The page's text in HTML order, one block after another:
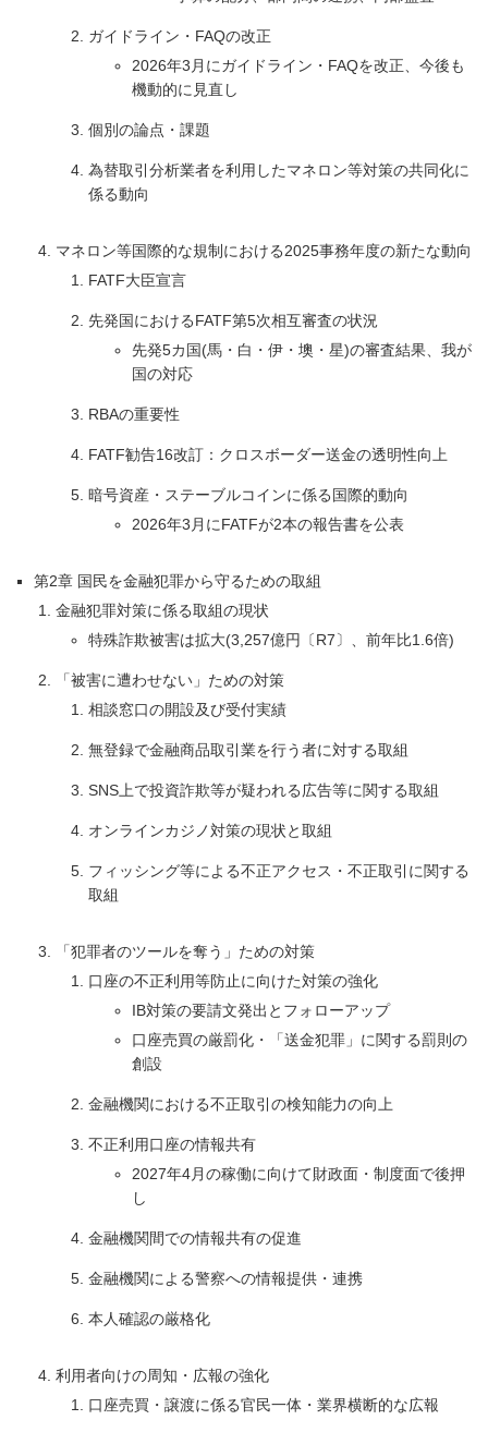
ガイドライン・FAQの改正
2026年3月にガイドライン・FAQを改正、今後も
機動的に見直し
個別の論点・課題
為替取引分析業者を利用したマネロン等対策の共同化に
係る動向
マネロン等国際的な規制における2025事務年度の新たな動向
FATF大臣宣言
先発国におけるFATF第5次相互審査の状況
先発5カ国(馬・白・伊・墺・星)の審査結果、我が
国の対応
RBAの重要性
FATF勧告16改訂：クロスボーダー送金の透明性向上
暗号資産・ステーブルコインに係る国際的動向
2026年3月にFATFが2本の報告書を公表
第2章 国民を金融犯罪から守るための取組
金融犯罪対策に係る取組の現状
特殊詐欺被害は拡大(3,257億円〔R7〕、前年比1.6倍)
「被害に遭わせない」ための対策
相談窓口の開設及び受付実績
無登録で金融商品取引業を行う者に対する取組
SNS上で投資詐欺等が疑われる広告等に関する取組
オンラインカジノ対策の現状と取組
フィッシング等による不正アクセス・不正取引に関する
取組
「犯罪者のツールを奪う」ための対策
口座の不正利用等防止に向けた対策の強化
IB対策の要請文発出とフォローアップ
口座売買の厳罰化・「送金犯罪」に関する罰則の
創設
金融機関における不正取引の検知能力の向上
不正利用口座の情報共有
2027年4月の稼働に向けて財政面・制度面で後押
し
金融機関間での情報共有の促進
金融機関による警察への情報提供・連携
本人確認の厳格化
利用者向けの周知・広報の強化
口座売買・譲渡に係る官民一体・業界横断的な広報